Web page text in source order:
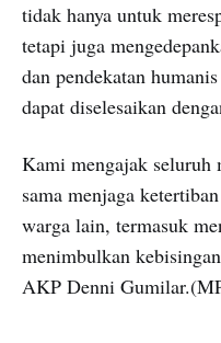
tidak hanya untuk
tetapi juga
dan pendekatan
dapat diselesaikan
Kami mengajak seluruh
sama menjaga
warga lain, termasuk
menimbulkan
AKP Denni